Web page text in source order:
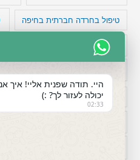
טיפול בחרדה חברתית בחיפה
טיפול תרופתי להפרעת קשב
מפורסמים עם הפרעת קשב
היי. תודה שפנית אליי! איך
יכולה לעזור לך? :)
02:33